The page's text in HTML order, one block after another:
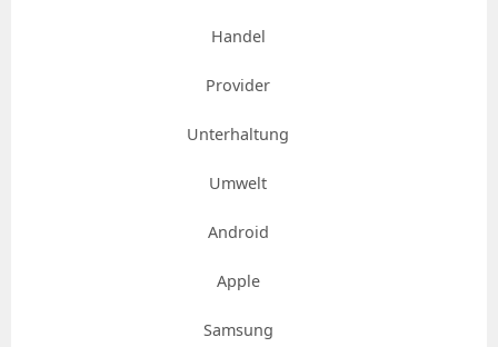
Handel
Provider
Unterhaltung
Umwelt
Android
Apple
Samsung